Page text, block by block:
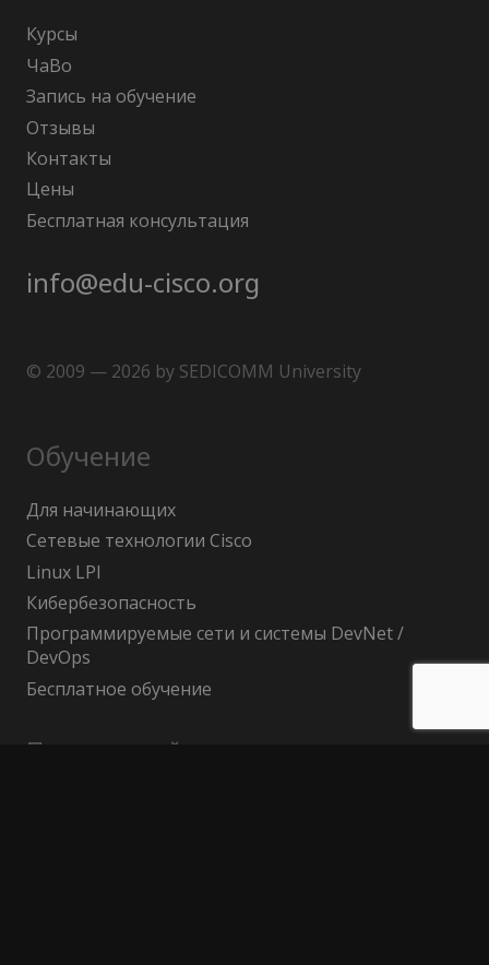
Курсы
ЧаВо
Запись на обучение
Отзывы
Контакты
Цены
Бесплатная консультация
info@edu-cisco.org
© 2009 — 2026 by SEDICOMM University
Обучение
Для начинающих
Сетевые технологии Cisco
Linux LPI
Кибербезопасность
Программируемые сети и системы DevNet /
DevOps
Бесплатное обучение
Поиск по сайту